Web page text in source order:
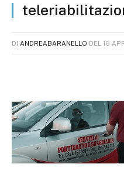
DI ANDREABARANELLO DEL 16